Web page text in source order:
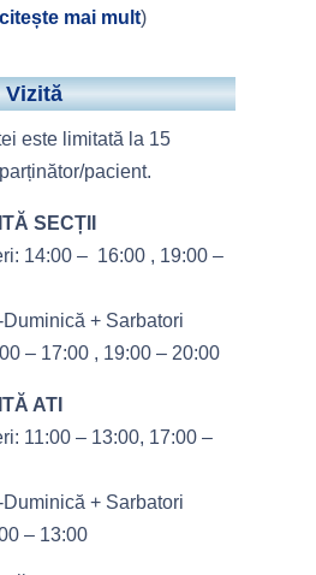
citește mai mult)
Vizită
este limitată la 15
pacient.
SECȚII
14:00 – 16:00 , 19:00 –
+ Sarbatori
– 17:00 , 19:00 – 20:00
ATI
11:00 – 13:00, 17:00 –
+ Sarbatori
– 13:00